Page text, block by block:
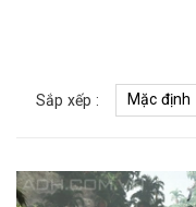
Sắp xếp :